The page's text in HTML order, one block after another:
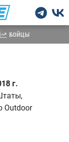
г.
Outdoor
БОЙЦЫ